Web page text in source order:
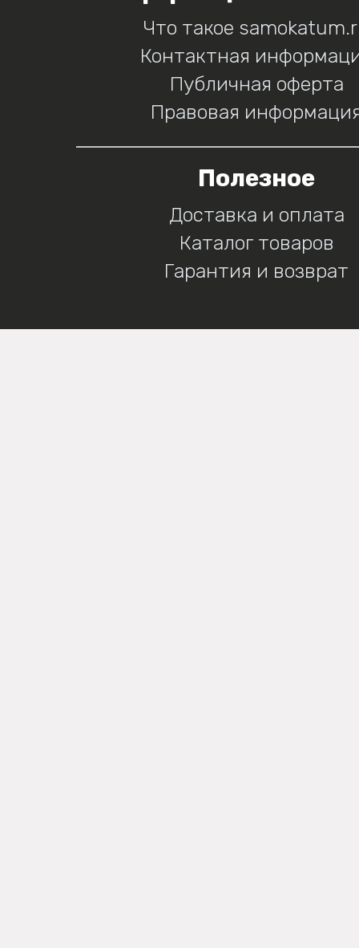
Что такое
Контактная
Публичная оферта
Правовая
Полезное
Доставка и оплата
Каталог товаров
Гарантия и возврат